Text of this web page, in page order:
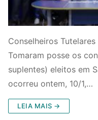
Conselheiros
Tomaram posse os
suplentes) eleitos em
ocorreu ontem, 10/1,…
LEIA MAIS →